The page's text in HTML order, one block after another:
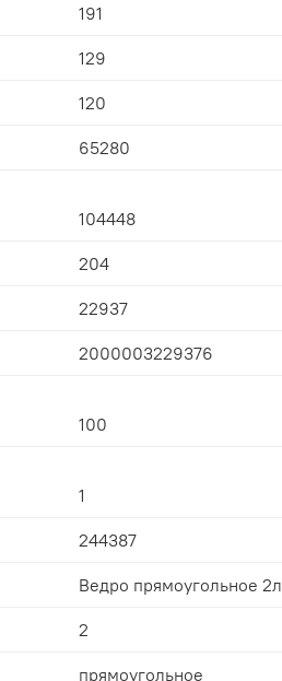
191
129
120
65280
104448
204
22937
2000003229376
100
1
244387
Ведро прямоугольное 2л
2
прямоугольное